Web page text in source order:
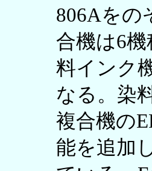
806Aをの
合機は6
料インク
なる。染
複合機の
能を追加